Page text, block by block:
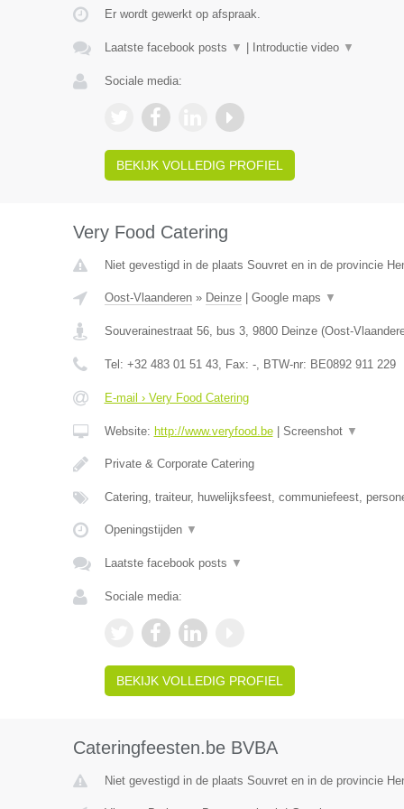
Er wordt gewerkt op afspraak.
Laatste facebook posts ▼ Introductie video ▼
Sociale media:
BEKIJK VOLLEDIG PROFIEL
Very Food Catering
Niet gevestigd in de plaats Souvret en in de provincie
Oost-Vlaanderen» Deinze| Google maps ▼
Souverainestraat 56, bus 3, 9800 Deinze(Oost-
Tel: +32 483 01 51 43, Fax: -, BTW-nr: BE0892 911 229
E-mail › Very Food Catering
Website: http://www.veryfood.be| Screenshot ▼
Private & Corporate Catering
Catering, traiteur, huwelijksfeest, communiefeest,
Openingstijden ▼
Laatste facebook posts ▼
Sociale media:
BEKIJK VOLLEDIG PROFIEL
Cateringfeesten.be BVBA
Niet gevestigd in de plaats Souvret en in de provincie